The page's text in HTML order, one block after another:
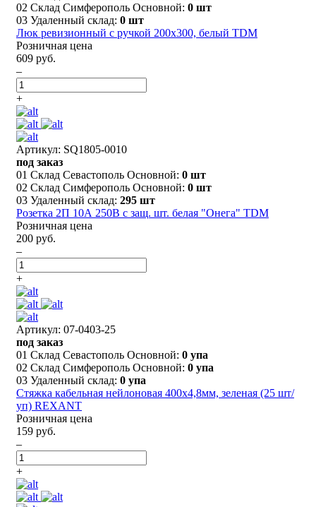
02 Склад Симферополь Основной: 0 шт
03 Удаленный склад: 0 шт
Люк ревизионный с ручкой 200х300, белый TDM
Розничная цена
609 руб.
–
+
Артикул: SQ1805-0010
под заказ
01 Склад Севастополь Основной: 0 шт
02 Склад Симферополь Основной: 0 шт
03 Удаленный склад: 295 шт
Розетка 2П 10А 250В с защ. шт. белая "Онега" TDM
Розничная цена
200 руб.
–
+
Артикул: 07-0403-25
под заказ
01 Склад Севастополь Основной: 0 упа
02 Склад Симферополь Основной: 0 упа
03 Удаленный склад: 0 упа
Стяжка кабельная нейлоновая 400x4,8мм, зеленая (25 шт/
уп) REXANT
Розничная цена
159 руб.
–
+